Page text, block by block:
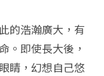
的浩瀚廣大，有
。即使長大後，
睛，幻想自己悠